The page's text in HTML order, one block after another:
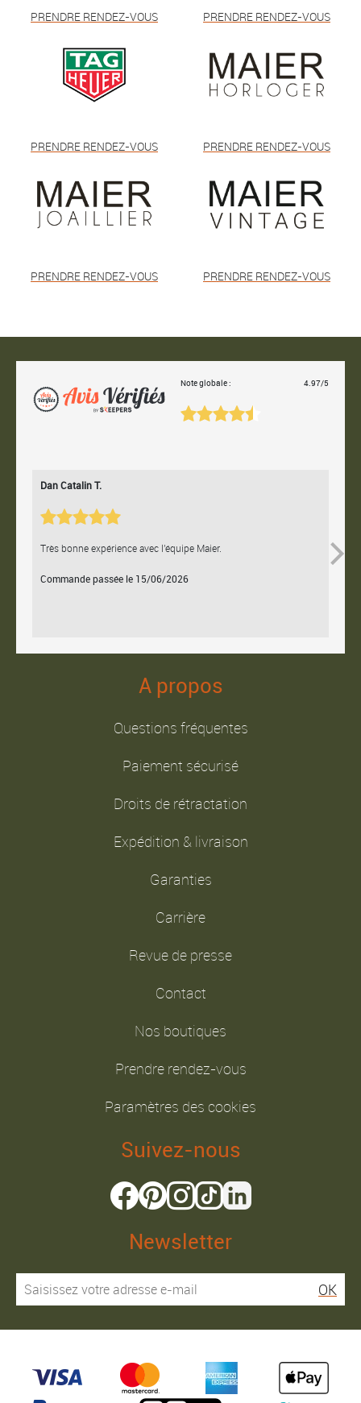
PRENDRE RENDEZ-VOUS PRENDRE RENDEZ-VOUS
PRENDRE RENDEZ-VOUS PRENDRE RENDEZ-VOUS
PRENDRE RENDEZ-VOUS PRENDRE RENDEZ-VOUS
Note globale : 4.97/5
Dan Catalin T.
Très bonne expérience avec l'équipe Maier.
Commande passée le 15/06/2026
A propos
Questions fréquentes
Paiement sécurisé
Droits de rétractation
Expédition & livraison
Garanties
Carrière
Revue de presse
Contact
Nos boutiques
Prendre rendez-vous
Paramètres des cookies
Suivez-nous
Newsletter
OK